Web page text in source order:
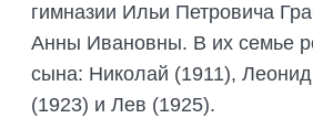
гимназии Ильи Петровича
Анны Ивановны. В их семье
сына: Николай (1911),
(1923) и Лев (1925).